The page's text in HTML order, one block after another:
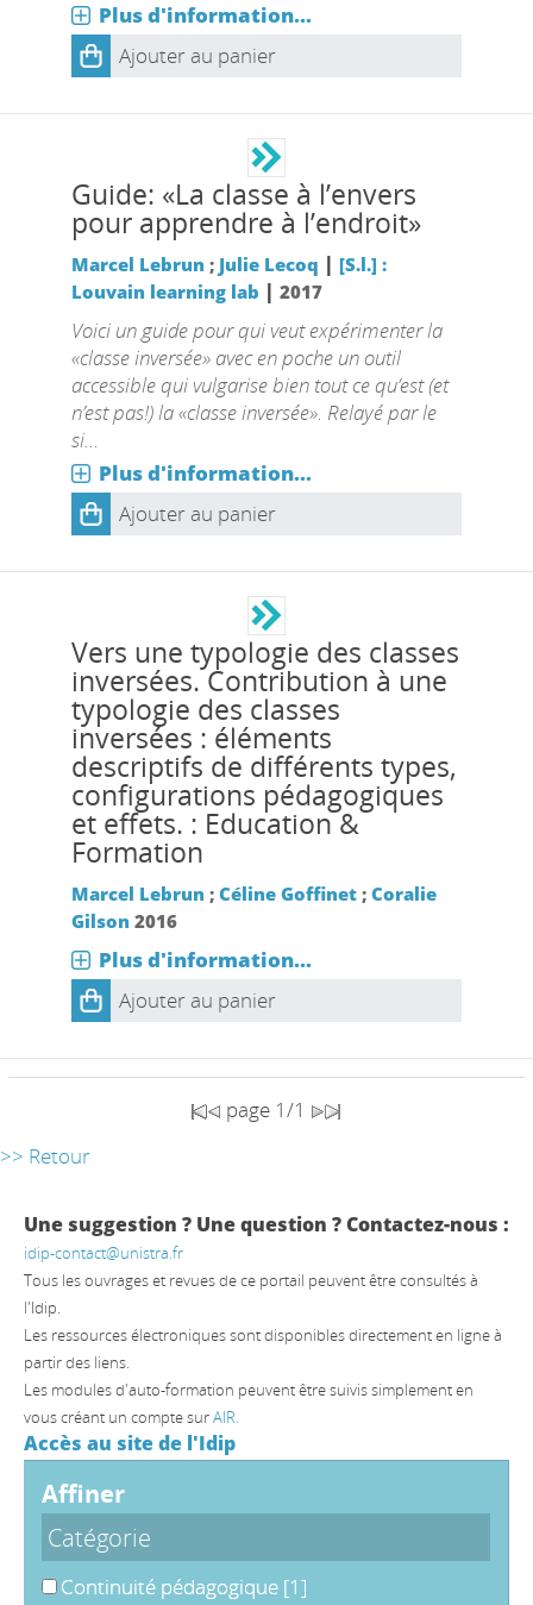
Plus d'information...
Ajouter au panier
Guide: «La classe à l’envers
pour apprendre à l’endroit»
Marcel Lebrun ; Julie Lecoq | [S.l.] :
Louvain learning lab | 2017
Voici un guide pour qui veut expérimenter la
«classe inversée» avec en poche un outil
accessible qui vulgarise bien tout ce qu’est (et
n’est pas!) la «classe inversée». Relayé par le
si…
Plus d'information...
Ajouter au panier
Vers une typologie des classes
inversées. Contribution à une
typologie des classes
inversées : éléments
descriptifs de différents types,
configurations pédagogiques
et effets. : Education &
Formation
Marcel Lebrun ; Céline Goffinet; Coralie
Gilson 2016
Plus d'information...
Ajouter au panier
page 1/1
>> Retour
Une suggestion ? Une question ? Contactez-nous :
idip-contact@unistra.fr
Tous les ouvrages et revues de ce portail peuvent être consultés à
l'Idip.
Les ressources électroniques sont disponibles directement en ligne à
partir des liens.
Les modules d'auto-formation peuvent être suivis simplement en
vous créant un compte surAIR.
Accès au site de l'Idip
affiner
Catégorie
Continuité pédagogique [1]